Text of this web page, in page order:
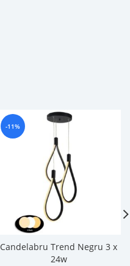
-11%
Candelabru Trend Negru 3 x
24w